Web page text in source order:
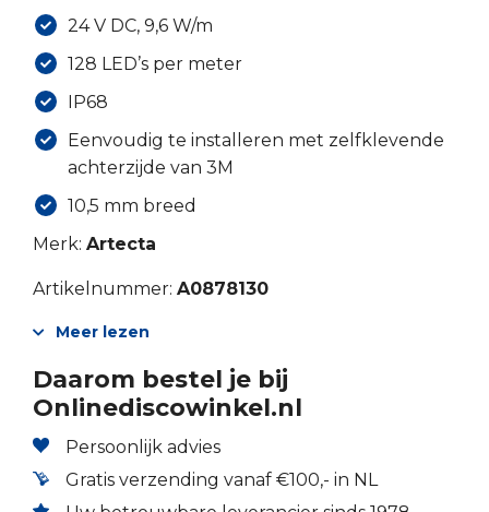
24 V DC, 9,6 W/m
128 LED’s per meter
IP68
Eenvoudig te installeren met zelfklevende
achterzijde van 3M
10,5 mm breed
Merk: Artecta
Artikelnummer: A0878130
Meer lezen
Daarom bestel je bij
Onlinediscowinkel.nl
Persoonlijk advies
Gratis verzending vanaf €100,- in NL